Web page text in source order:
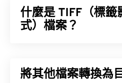
什麼是 TIFF（標籤
式）檔案？
廣告和桌面出版。
將其他檔案轉換為